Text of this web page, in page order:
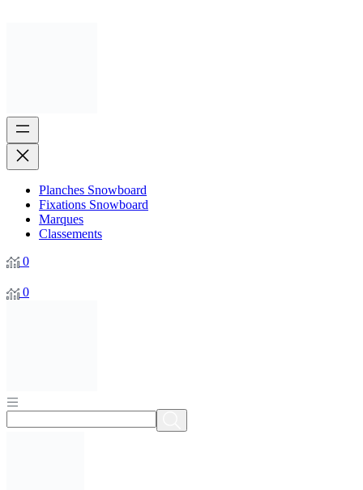
Planches Snowboard
Fixations Snowboard
Marques
Classements
0
0